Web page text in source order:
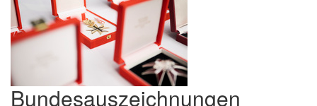
Bundesauszeichnungen